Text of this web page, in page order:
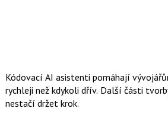
Kódovací AI asistenti pomáhají
rychleji než kdykoli dřív. Další části
nestačí držet krok.